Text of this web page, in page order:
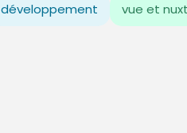
développement vue et nuxt